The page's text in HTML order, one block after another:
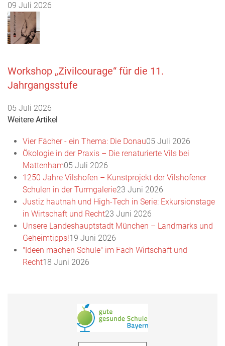
09 Juli 2026
Workshop „Zivilcourage“ für die 11.
Jahrgangsstufe
05 Juli 2026
Weitere Artikel
Vier Fächer - ein Thema: Die Donau05 Juli 2026
Ökologie in der Praxis – Die renaturierte Vils bei
Mattenham05 Juli 2026
1250 Jahre Vilshofen – Kunstprojekt der Vilshofener
Schulen in der Turmgalerie23 Juni 2026
Justiz hautnah und High-Tech in Serie: Exkursionstage
in Wirtschaft und Recht23 Juni 2026
Unsere Landeshauptstadt München – Landmarks und
Geheimtipps!19 Juni 2026
"Ideen machen Schule" im Fach Wirtschaft und
Recht18 Juni 2026